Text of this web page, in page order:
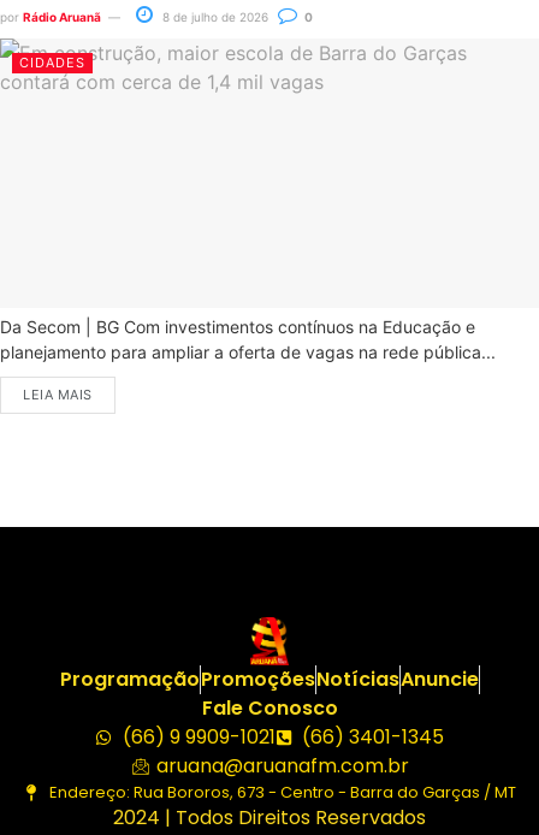
por Rádio Aruanã 8 de julho de 2026 0
CIDADES
Da Secom | BG Com investimentos contínuos na Educação e
planejamento para ampliar a oferta de vagas na rede pública...
LEIA MAIS
ProgramaçãoPromoçõesNotíciasAnuncie
Fale Conosco
(66) 9 9909-1021
(66) 3401-1345
aruana@aruanafm.com.br
Endereço: Rua Bororos, 673 - Centro - Barra do Garças / MT
2024 | Todos Direitos Reservados